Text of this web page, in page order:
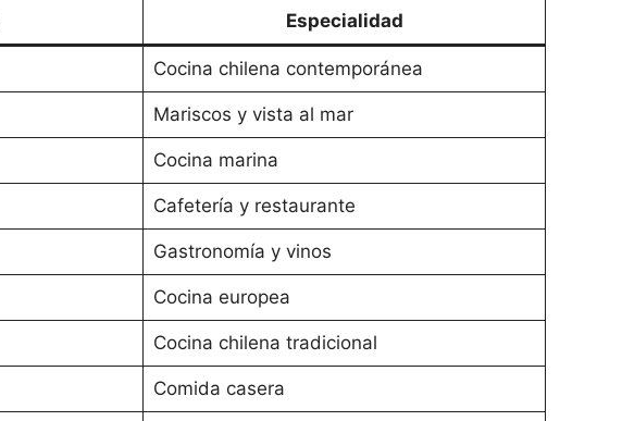
Especialidad
Cocina chilena contemporánea
Mariscos y vista al mar
Cocina marina
Cafetería y restaurante
Gastronomía y vinos
Cocina europea
Cocina chilena tradicional
Comida casera